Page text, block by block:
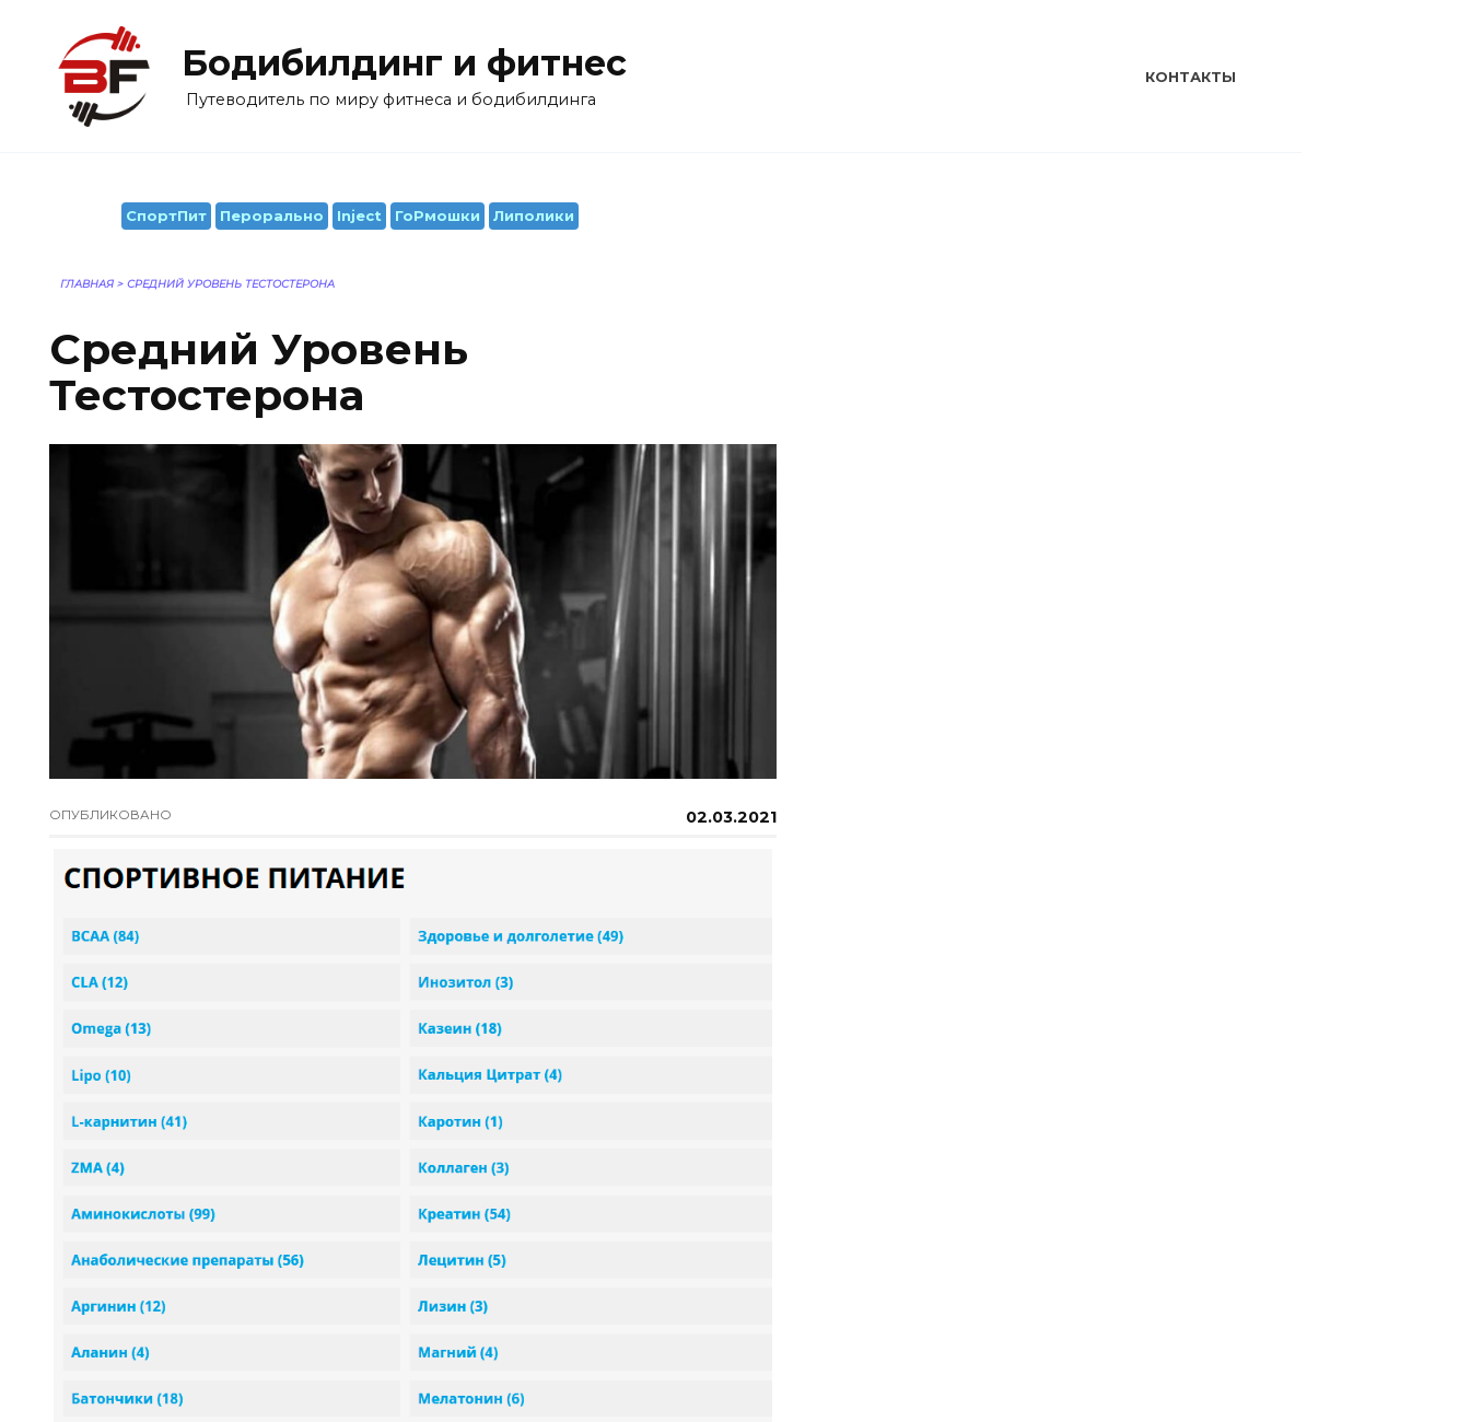
содержанию
Бодибилдинг и фитнес
Путеводитель по миру фитнеса и бодибилдинга
КОНТАКТЫ
СпортПит Перорально Inject ГоРмошки Липолики
ГЛАВНАЯ > СРЕДНИЙ УРОВЕНЬ ТЕСТОСТЕРОНА
Средний Уровень
Тестостерона
ОПУБЛИКОВАНО 02.03.2021